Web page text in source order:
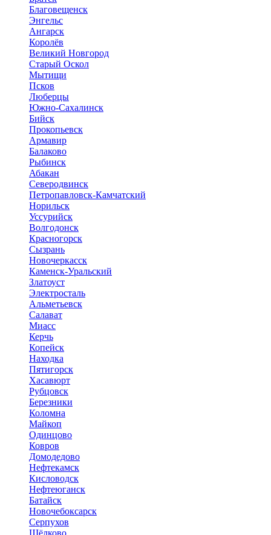
Благовещенск
Энгельс
Ангарск
Королёв
Великий Новгород
Старый Оскол
Мытищи
Псков
Люберцы
Южно-Сахалинск
Бийск
Прокопьевск
Армавир
Балаково
Рыбинск
Абакан
Северодвинск
Петропавловск-Камчатский
Норильск
Уссурийск
Волгодонск
Красногорск
Сызрань
Новочеркасск
Каменск-Уральский
Златоуст
Электросталь
Альметьевск
Салават
Миасс
Керчь
Копейск
Находка
Пятигорск
Хасавюрт
Рубцовск
Березники
Коломна
Майкоп
Одинцово
Ковров
Домодедово
Нефтекамск
Кисловодск
Нефтеюганск
Батайск
Новочебоксарск
Серпухов
Щёлково